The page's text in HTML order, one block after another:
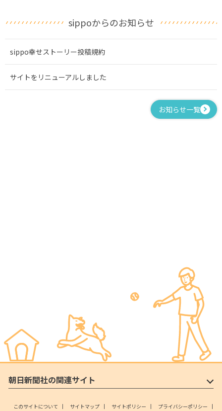
sippoからのお知らせ
sippo幸せストーリー投稿規約
サイトをリニューアルしました
お知らせ一覧
朝日新聞社の関連サイト
このサイトについて サイトマップ サイトポリシー プライバシーポリシー